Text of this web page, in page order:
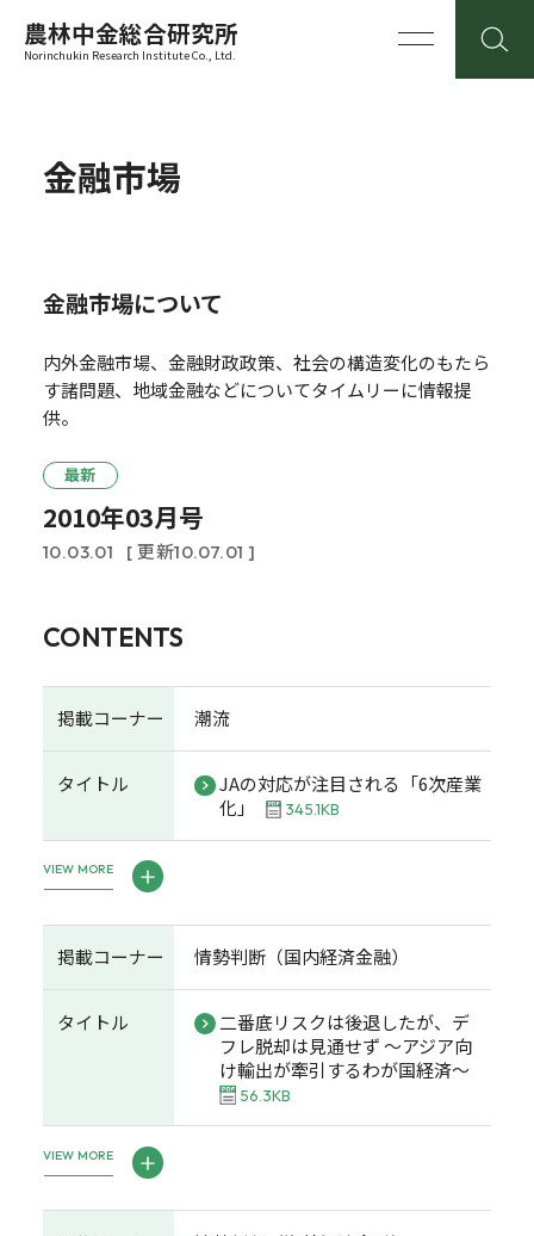
農林中金総合研究所
Norinchukin Research Institute Co., Ltd.
金融市場
金融市場について
内外金融市場、金融財政政策、社会の構造変化のもたら
す諸問題、地域金融などについてタイムリーに情報提
供。
最新
2010年03月号
10.03.01 [ 更新10.07.01 ]
CONTENTS
掲載コーナー 潮流
タイトル
JAの対応が注目される「6次産業
化」
345.1KB
VIEW MORE
掲載コーナー 情勢判断（国内経済金融）
タイトル
二番底リスクは後退したが、デ
フレ脱却は見通せず ～アジア向
け輸出が牽引するわが国経済～
56.3KB
VIEW MORE